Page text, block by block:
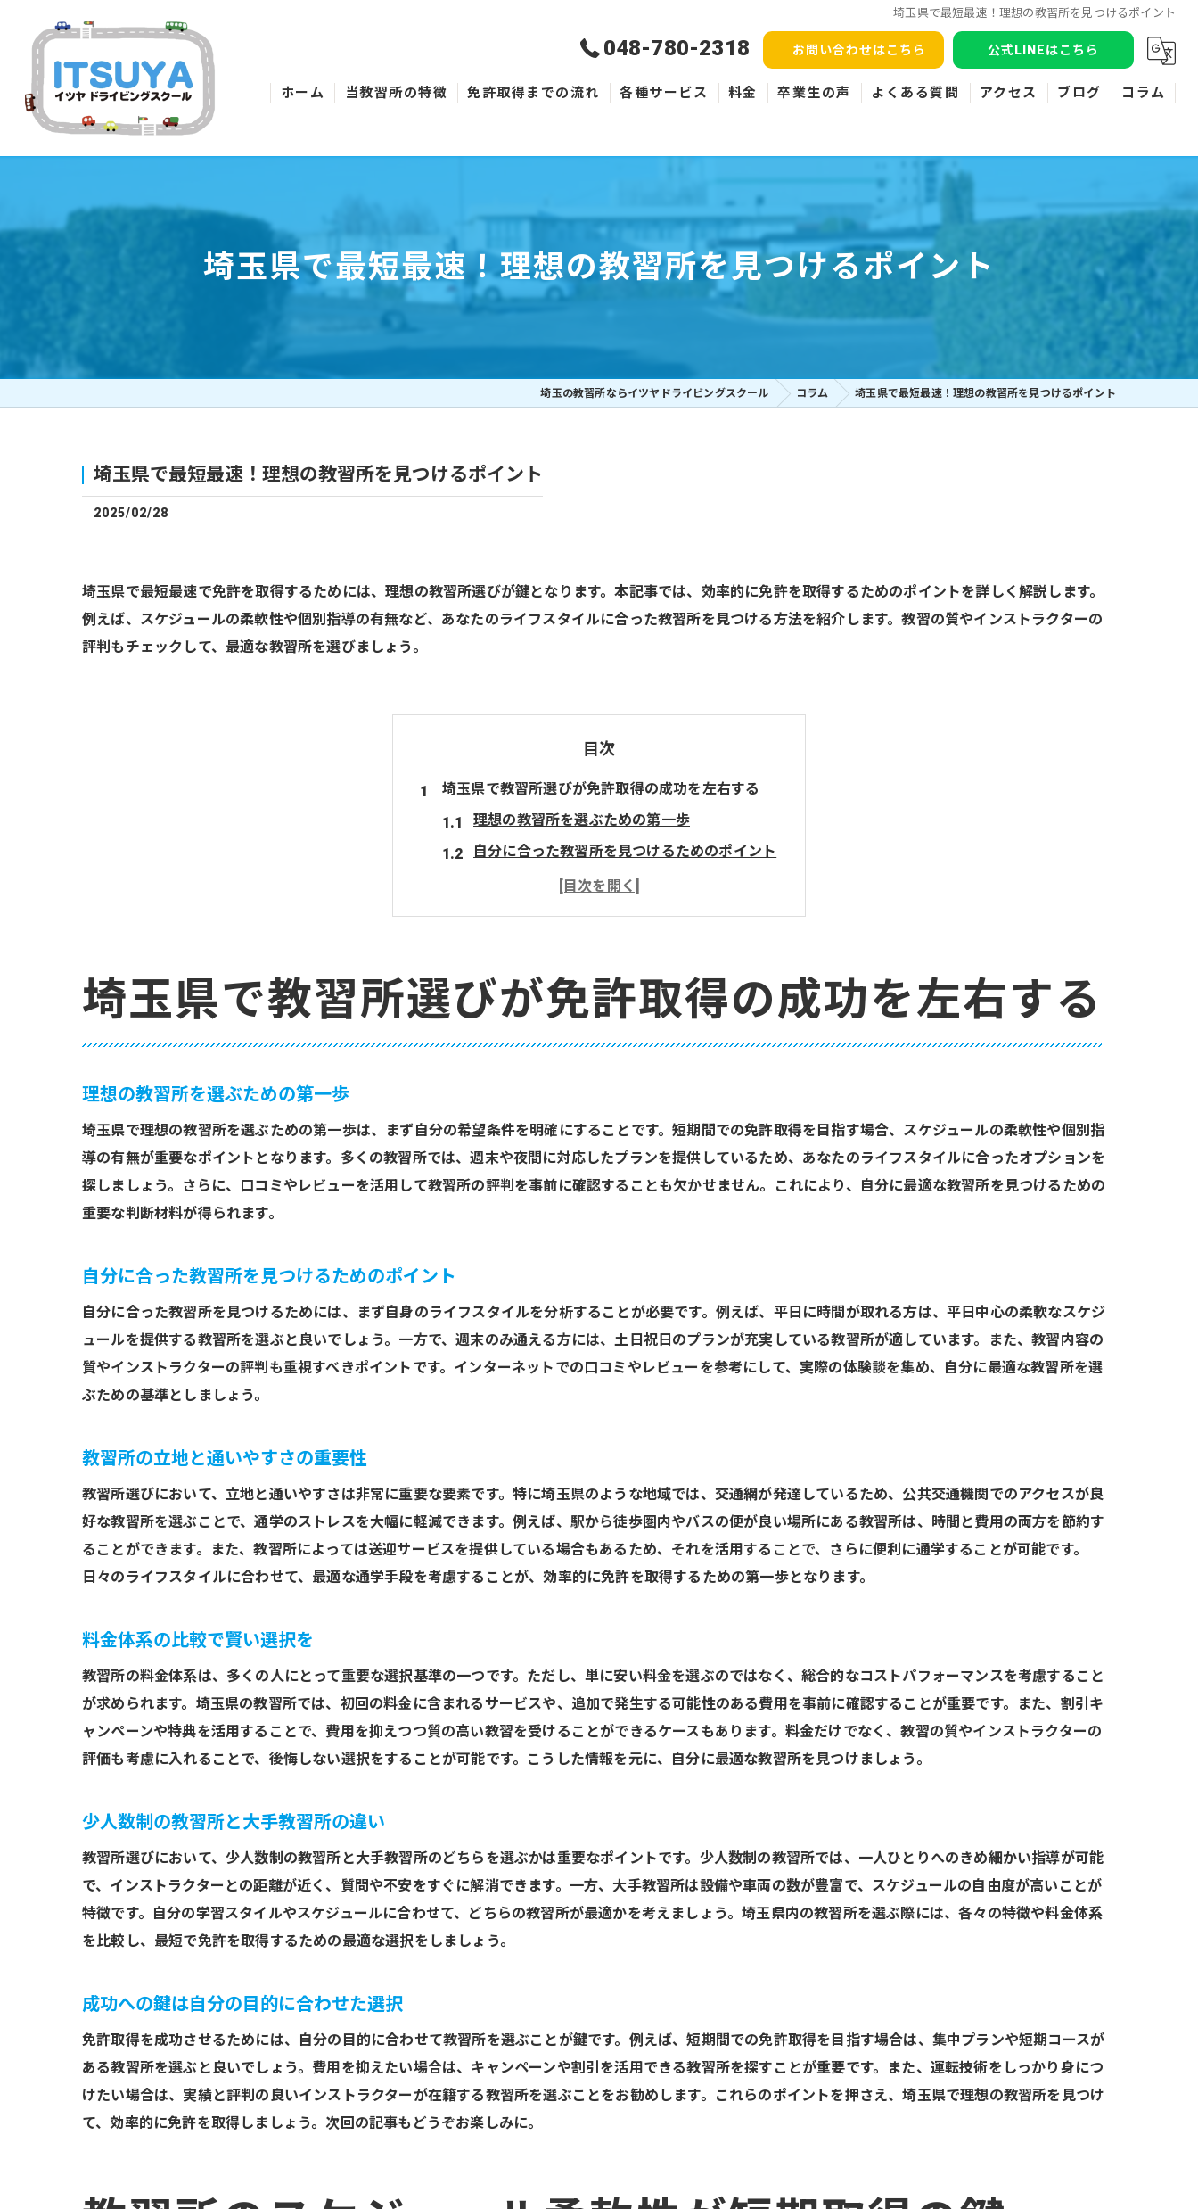
埼玉県で最短最速！理想の教習所を見つけるポイント
048-780-2318 お問い合わせはこちら 公式LINEはこちら
ホーム 当教習所の特徴 免許取得までの流れ 各種サービス
ペーパードライバー
料金 卒業生の声 よくある質問 アクセス ブログ コラム
埼玉県で最短最速！理想の教習所を見つけるポイント
埼玉の教習所ならイツヤドライビングスクール コラム 埼玉県で最短最速！理想の教習所を見つけるポイント
埼玉県で最短最速！理想の教習所を見つけるポイント
2025/02/28
埼玉県で最短最速で免許を取得するためには、理想の教習所選びが鍵となります。本記事では、効率的に免許を取得するためのポイントを詳しく解説します。
例えば、スケジュールの柔軟性や個別指導の有無など、あなたのライフスタイルに合った教習所を見つける方法を紹介します。教習の質やインストラクターの
評判もチェックして、最適な教習所を選びましょう。
目次
埼玉県で教習所選びが免許取得の成功を左右する
理想の教習所を選ぶための第一歩
自分に合った教習所を見つけるためのポイント
教習所の立地と通いやすさの重要性
料金体系の比較で賢い選択を
成功への鍵は自分の目的に合わせた選択
教習所のスケジュール柔軟性が短期取得の鍵
スケジュールの柔軟性が重要な理由
フレキシブルな時間割で効率的に学ぶ
教習の予約方法を理解しよう
予定変更に対応可能な教習所の選び方
個別指導で身につく実践的スキル
教官との関係が重要な理由
自宅や職場からのアクセスをチェック
週末や夜間の教習所を探す方法
オンライン予約の利便性を活用しよう
インストラクターの評判が持つ影響
評判を確認するための方法
経験豊富な教官がいる教習所を選ぶ
教官との相性が学習効果に与える影響
教習の質を重視した教習所選びのポイント
教習の質を見極めるための基準
最新の技術を用いた教習内容
教習所の設備と技術力をチェック
質の高い教習が持つ長期的なメリット
スケジュールに合う教習所が最短取得の秘訣
スケジュール調整で時間を有効活用
忙しい人におすすめの教習所選び
埼玉県で教習所選びが免許取得の成功を左右する
理想の教習所を選ぶための第一歩
埼玉県で理想の教習所を選ぶための第一歩は、まず自分の希望条件を明確にすることです。短期間での免許取得を目指す場合、スケジュールの柔軟性や個別指
導の有無が重要なポイントとなります。多くの教習所では、週末や夜間に対応したプランを提供しているため、あなたのライフスタイルに合ったオプションを
探しましょう。さらに、口コミやレビューを活用して教習所の評判を事前に確認することも欠かせません。これにより、自分に最適な教習所を見つけるための
重要な判断材料が得られます。
自分に合った教習所を見つけるためのポイント
自分に合った教習所を見つけるためには、まず自身のライフスタイルを分析することが必要です。例えば、平日に時間が取れる方は、平日中心の柔軟なスケジ
ュールを提供する教習所を選ぶと良いでしょう。一方で、週末のみ通える方には、土日祝日のプランが充実している教習所が適しています。また、教習内容の
質やインストラクターの評判も重視すべきポイントです。インターネットでの口コミやレビューを参考にして、実際の体験談を集め、自分に最適な教習所を選
ぶための基準としましょう。
教習所の立地と通いやすさの重要性
教習所選びにおいて、立地と通いやすさは非常に重要な要素です。特に埼玉県のような地域では、交通網が発達しているため、公共交通機関でのアクセスが良
好な教習所を選ぶことで、通学のストレスを大幅に軽減できます。例えば、駅から徒歩圏内やバスの便が良い場所にある教習所は、時間と費用の両方を節約す
ることができます。また、教習所によっては送迎サービスを提供している場合もあるため、それを活用することで、さらに便利に通学することが可能です。
日々のライフスタイルに合わせて、最適な通学手段を考慮することが、効率的に免許を取得するための第一歩となります。
料金体系の比較で賢い選択を
教習所の料金体系は、多くの人にとって重要な選択基準の一つです。ただし、単に安い料金を選ぶのではなく、総合的なコストパフォーマンスを考慮すること
が求められます。埼玉県の教習所では、初回の料金に含まれるサービスや、追加で発生する可能性のある費用を事前に確認することが重要です。また、割引キ
ャンペーンや特典を活用することで、費用を抑えつつ質の高い教習を受けることができるケースもあります。料金だけでなく、教習の質やインストラクターの
評価も考慮に入れることで、後悔しない選択をすることが可能です。こうした情報を元に、自分に最適な教習所を見つけましょう。
少人数制の教習所と大手教習所の違い
教習所選びにおいて、少人数制の教習所と大手教習所のどちらを選ぶかは重要なポイントです。少人数制の教習所では、一人ひとりへのきめ細かい指導が可能
で、インストラクターとの距離が近く、質問や不安をすぐに解消できます。一方、大手教習所は設備や車両の数が豊富で、スケジュールの自由度が高いことが
特徴です。自分の学習スタイルやスケジュールに合わせて、どちらの教習所が最適かを考えましょう。埼玉県内の教習所を選ぶ際には、各々の特徴や料金体系
を比較し、最短で免許を取得するための最適な選択をしましょう。
成功への鍵は自分の目的に合わせた選択
免許取得を成功させるためには、自分の目的に合わせて教習所を選ぶことが鍵です。例えば、短期間での免許取得を目指す場合は、集中プランや短期コースが
ある教習所を選ぶと良いでしょう。費用を抑えたい場合は、キャンペーンや割引を活用できる教習所を探すことが重要です。また、運転技術をしっかり身につ
けたい場合は、実績と評判の良いインストラクターが在籍する教習所を選ぶことをお勧めします。これらのポイントを押さえ、埼玉県で理想の教習所を見つけ
て、効率的に免許を取得しましょう。次回の記事もどうぞお楽しみに。